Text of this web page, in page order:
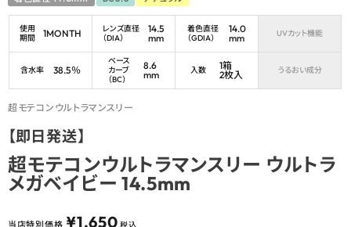
使用
期間
1MONTH
レンズ直径
（DIA）
14.5
mm
着色直径
（GDIA）
14.0
mm
UVカット機能
含水率 38.5％
ベース
カーブ
（BC）
8.6
mm
入数
1箱
2枚入
うるおい成分
超モテコンウルトラマンスリー
【即日発送】
超モテコンウルトラマンスリー ウルトラ
メガベイビー 14.5mm
当店特別価格 ¥1,650